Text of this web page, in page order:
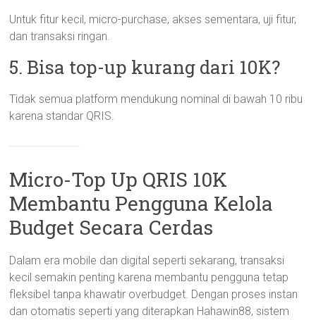
Untuk fitur kecil, micro-purchase, akses sementara, uji fitur,
dan transaksi ringan.
5. Bisa top-up kurang dari 10K?
Tidak semua platform mendukung nominal di bawah 10 ribu
karena standar QRIS.
Micro-Top Up QRIS 10K
Membantu Pengguna Kelola
Budget Secara Cerdas
Dalam era mobile dan digital seperti sekarang, transaksi
kecil semakin penting karena membantu pengguna tetap
fleksibel tanpa khawatir overbudget. Dengan proses instan
dan otomatis seperti yang diterapkan Hahawin88, sistem